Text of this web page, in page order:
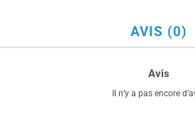
AVIS (0)
Avis
Il n’y a pas encore